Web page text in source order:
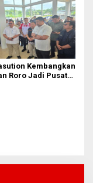
dan Komite
Kembangkan
Roro Jadi Pusat